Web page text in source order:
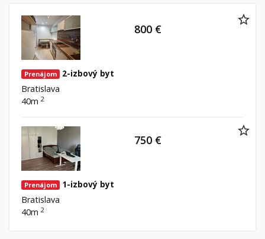
Prenájom
2-izbový byt
Bratislava
40m 2
800 €
Prenájom
1-izbový byt
Bratislava
40m 2
750 €